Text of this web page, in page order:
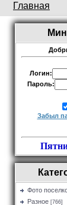
Главная
Логин:
Пароль:
Забыл
Фото
Разное [766]